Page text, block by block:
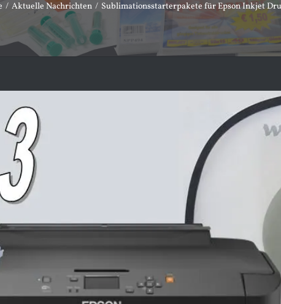
Aktuelle Nachrichten Sublimationsstarterpakete für Epson Inkjet